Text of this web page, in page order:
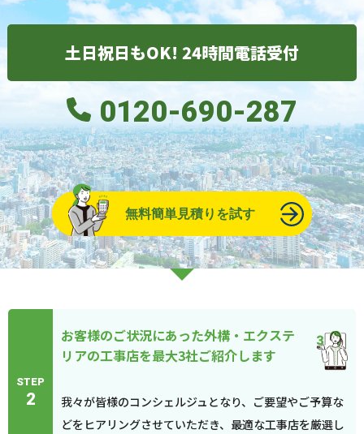
土日祝日もOK! 24時間電話受付
0120-690-287
無料簡単見積りを試す
STEP
2
お客様のご状況にあった外構・エクステ
リアの工事店を最大3社ご紹介します
我々が皆様のコンシェルジュとなり、ご要望やご予算な
どをヒアリングさせていただき、最適な工事店を厳選し